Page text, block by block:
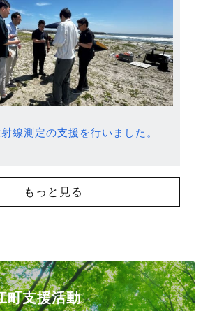
線測定の支援を行いました。
もっと見る
町支援活動